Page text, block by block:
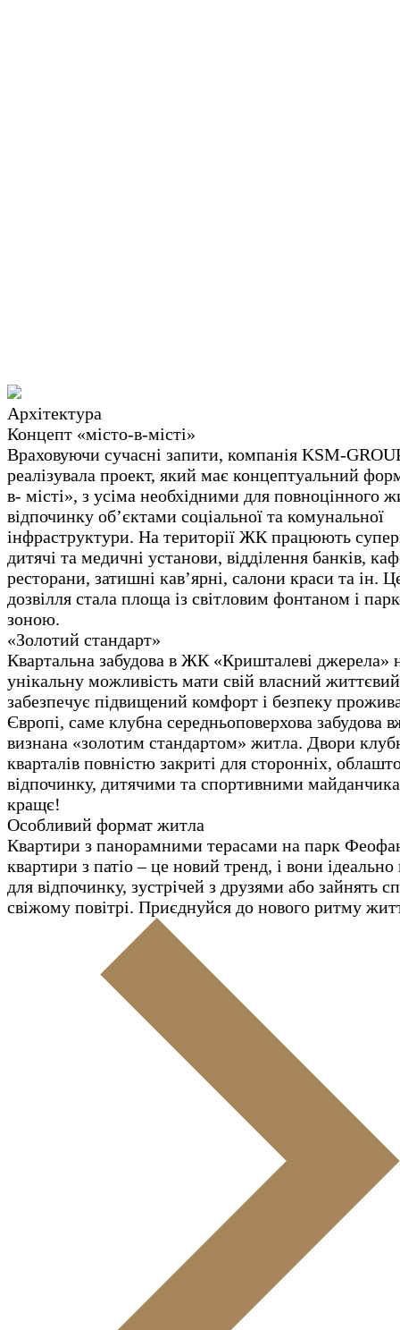
Архітектура
Концепт «місто-в-місті»
Враховуючи сучасні запити, компанія KSM-
реалізувала проект, який має концептуальний
в- місті», з усіма необхідними для повноцінного
відпочинку об’єктами соціальної та комунальної
інфраструктури. На території ЖК працюють
дитячі та медичні установи, відділення банків,
ресторани, затишні кав’ярні, салони краси та ін.
дозвілля стала площа із світловим фонтаном і
зоною.
«Золотий стандарт»
Квартальна забудова в ЖК «Кришталеві джерела»
унікальну можливість мати свій власний
забезпечує підвищений комфорт і безпеку
Європі, саме клубна середньоповерхова забудова
визнана «золотим стандартом» житла. Двори
кварталів повністю закриті для сторонніх,
відпочинку, дитячими та спортивними
кращє!
Особливий формат житла
Квартири з панорамними терасами на парк
квартири з патіо – це новий тренд, і вони ідеально
для відпочинку, зустрічей з друзями або зайнять
свіжому повітрі. Приєднуйся до нового ритму